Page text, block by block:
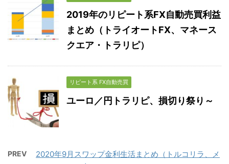
2019年のリピート系FX自動売買利益
まとめ（トライオートFX、マネース
クエア・トラリピ）
リピート系 FX自動売買
ユーロ／円トラリピ、損切り祭り～
PREV
2020年9月スワップ金利生活まとめ（トルコリラ、メ